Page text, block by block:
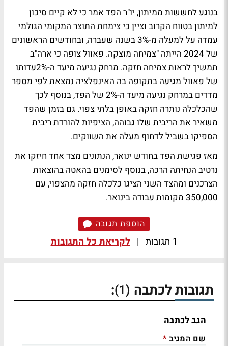
בנוגע לחששות ממיתון, יו"ר הפד אמר כי לא קיים סיכון
למיתון בטווח הקרוב וציין כי צימחת התוצר המקומי הגולמי
עמדה על למעלה מ-3% בשנה שעברה, ובחודשים הראשונים
של 2024 הייתה "צמיחה מוצקה. פאוול צופה כי ארה"ב
תמשיך לראות צמיחה חזקה. מרחק נגיעה מיעד ה-2%עדותו
של פאוול מגיעה בתקופה בה האינפלציה נמצאת לפי מספר
מדדים במרחק נגיעה מיעד ה-2% של הפד, בנוסף לכך
שהכלכלה נותרה חזקה באופן בלתי צפוי. גם בזמן שהפד
משאיר את הריבית שלו גבוהה, הציפיות להורדת ריבית
הספיקו בשביל לדחוף מעלה את השווקים.
מאז פגישת הפד בחודש ינואר, הנתונים מצד אחד חיזקו את
נרטיב הנחיתה הרכה, בנוסף לסימנים בהאטה בהוצאות
הצרכנים ומהצד השני הציגו כלכלה חזקה מהצפוי, עם
350,000 מקומות עבודה בינואר.
הוספת תגובה
1 תגובות | לקריאת כל התגובות
תגובות לכתבה (1)
:
הגב לכתבה
שם המגיב *